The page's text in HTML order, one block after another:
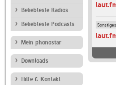
Beliebteste Radios
Beliebteste Podcasts
Mein phonostar
Downloads
Hilfe & Kontakt
Sonstiges